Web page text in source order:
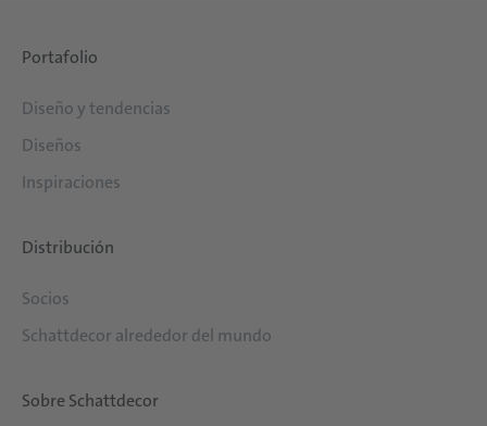
Portafolio
Diseño y tendencias
Diseños
Inspiraciones
Distribución
Socios
Schattdecor alrededor del mundo
Sobre Schattdecor